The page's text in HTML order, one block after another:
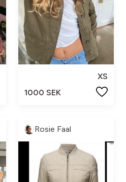
XS
1000 SEK
Rosie Faal